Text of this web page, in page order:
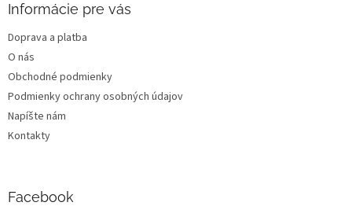
e
Informácie pre vás
Doprava a platba
O nás
Obchodné podmienky
Podmienky ochrany osobných údajov
Napíšte nám
Kontakty
Facebook